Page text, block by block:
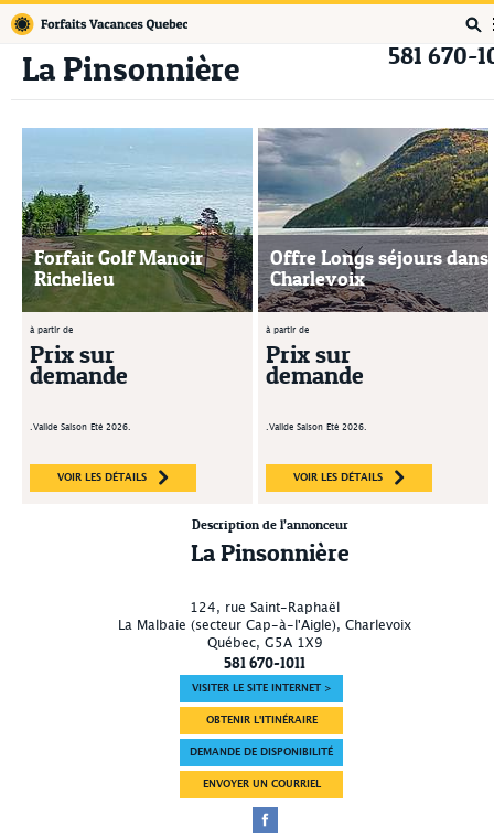
La Pinsonnière 581 670-
Forfait Golf Manoir
Richelieu
à partir de
Prix sur
demande
.Valide Saison Été 2026.
VOIR LES DÉTAILS
Offre Longs séjours dans
Charlevoix
à partir de
Prix sur
demande
.Valide Saison Été 2026.
VOIR LES DÉTAILS
Description de l’annonceur
La Pinsonnière
124, rue Saint-Raphaël
La Malbaie (secteur Cap-à-l'Aigle), Charlevoix
Québec, G5A 1X9
581 670-1011
VISITER LE SITE INTERNET >
OBTENIR L'ITINÉRAIRE
DEMANDE DE DISPONIBILITÉ
ENVOYER UN COURRIEL